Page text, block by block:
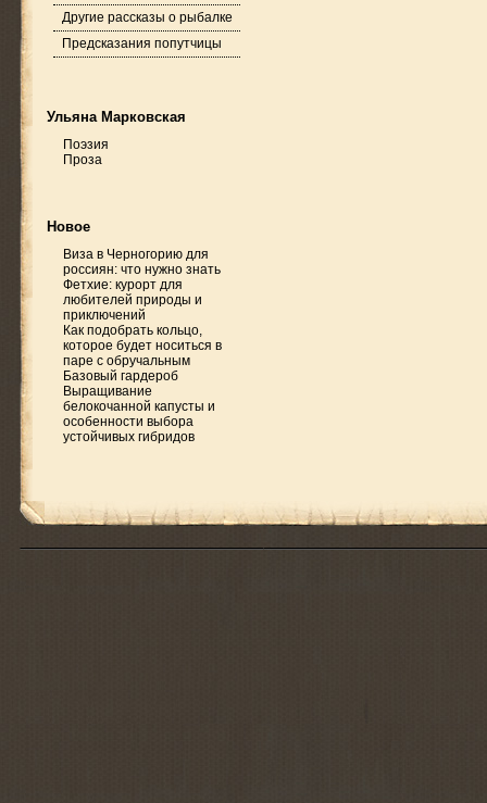
Другие рассказы о рыбалке
Предсказания попутчицы
Ульяна Марковская
Поэзия
Проза
Новое
Виза в Черногорию для
россиян: что нужно знать
Фетхие: курорт для
любителей природы и
приключений
Как подобрать кольцо,
которое будет носиться в
паре с обручальным
Базовый гардероб
Выращивание
белокочанной капусты и
особенности выбора
устойчивых гибридов